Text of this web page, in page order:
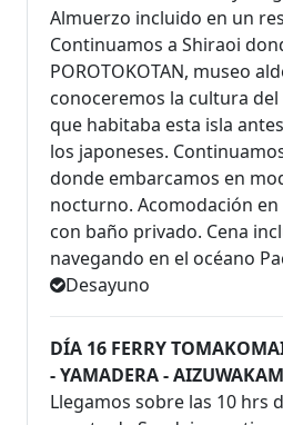
Almuerzo incluido en un
Continuamos a Shiraoi
POROTOKOTAN, museo
conoceremos la cultura
que habitaba esta isla
los japoneses.
donde embarcamos en
nocturno. Acomodación
con baño privado. Cena
navegando en el océano
Desayuno
DÍA 16 FERRY
- YAMADERA -
Llegamos sobre las 10 hrs